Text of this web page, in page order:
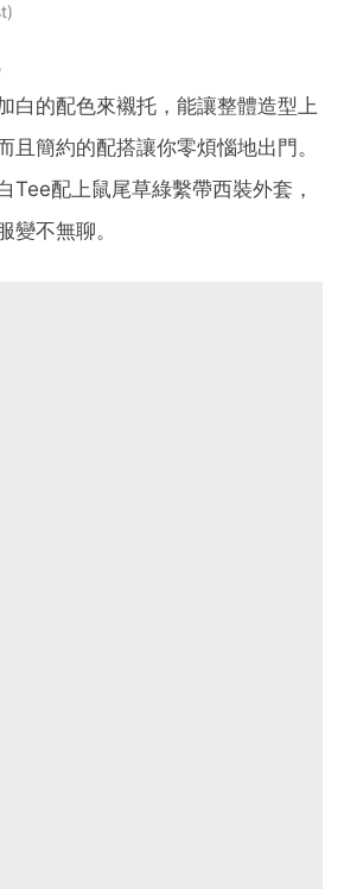
白的配色來襯托，能讓整體造型上
且簡約的配搭讓你零煩惱地出門。
Tee配上鼠尾草綠繫帶西裝外套，
變不無聊。